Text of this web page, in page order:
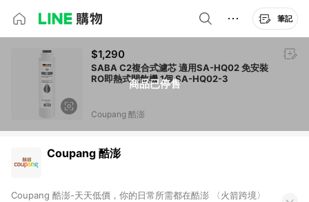
筆記
商品已停售
$1,290
SABA C2複合式濾芯 適用SA-HQ02 免安裝
RO即熱式開飲機 1個 SA-HQ02-3
Coupang 酷澎
Coupang 酷澎
Coupang 酷澎-天天低價，你的日常所需都在酷澎 〈火箭跨境〉